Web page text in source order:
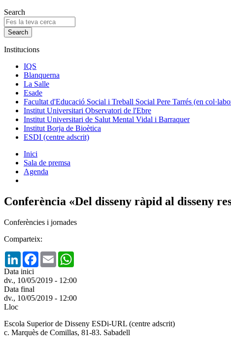
Search
Institucions
IQS
Blanquerna
La Salle
Esade
Facultat d'Educació Social i Treball Social Pere Tarrés (en
Institut Universitari Observatori de l'Ebre
Institut Universitari de Salut Mental Vidal i Barraquer
Institut Borja de Bioètica
ESDI (centre adscrit)
Inici
Sala de premsa
Agenda
Conferència «Del disseny ràpid al disseny
Conferències i jornades
Comparteix:
LinkedInFacebook
Email
Data inici
dv., 10/05/2019 - 12:00
Data final
dv., 10/05/2019 - 12:00
Lloc
Escola Superior de Disseny ESDi-URL (centre adscrit)
c. Marquès de Comillas, 81-83. Sabadell